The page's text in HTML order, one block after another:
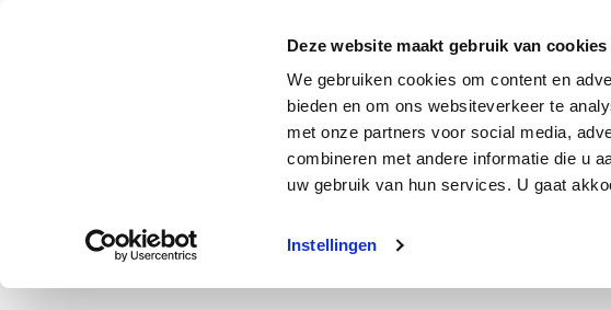
Deze website maakt gebruik van cookies
We gebruiken cookies om content en
bieden en om ons websiteverkeer te
met onze partners voor social media,
combineren met andere informatie die u
uw gebruik van hun services. U gaat
Instellingen